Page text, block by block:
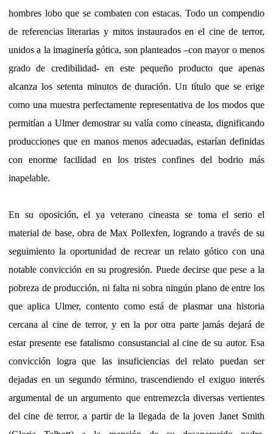
hombres lobo que se combaten con estacas. Todo un compendio
de referencias literarias y mitos instaurados en el cine de terror,
unidos a la imaginería gótica, son planteados –con mayor o menos
grado de credibilidad- en este pequeño producto que apenas
alcanza los setenta minutos de duración. Un título que se erige
como una muestra perfectamente representativa de los modos que
permitían a Ulmer demostrar su valía como cineasta, dignificando
producciones que en manos menos adecuadas, estarían definidas
con enorme facilidad en los tristes confines del bodrio más
inapelable.
En su oposición, el ya veterano cineasta se toma el serio el
material de base, obra de Max Pollexfen, logrando a través de su
seguimiento la oportunidad de recrear un relato gótico con una
notable convicción en su progresión. Puede decirse que pese a la
pobreza de producción, ni falta ni sobra ningún plano de entre los
que aplica Ulmer, contento como está de plasmar una historia
cercana al cine de terror, y en la por otra parte jamás dejará de
estar presente ese fatalismo consustancial al cine de su autor. Esa
convicción logra que las insuficiencias del relato puedan ser
dejadas en un segundo término, trascendiendo el exiguo interés
argumental de un argumento que entremezcla diversas vertientes
del cine de terror, a partir de la llegada de la joven Janet Smith